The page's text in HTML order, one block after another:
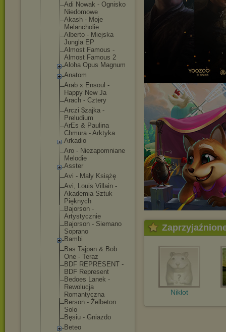
Adi Nowak - Ognisko
Niedomowe
Akash - Moje
Melancholie
Alberto - Miejska
Jungla EP
Almost Famous -
Almost Famous 2
Aloha Opus Magnum
Anatom
Arab x Ensoul -
Happy New Ja
Arach - Cztery
Arczi $zajka -
Preludium
ArEs & Paulina
Chmura - Arktyka
Arkadio
Aro - Niezapomniane
Melodie
Asster
Avi - Mały Książę
Avi, Louis Villain -
Akademia Sztuk
Pięknych
Bajorson -
Artystycznie
Bajorson - Siemano
Soprano
Bambi
Bas Tajpan & Bob
One - Teraz
BDF REPRESENT -
BDF Represent
Bedoes Lanek -
Rewolucja
Romantyczna
Berson - Żelbeton
Solo
Bęsiu - Gniazdo
Beteo
Niklot